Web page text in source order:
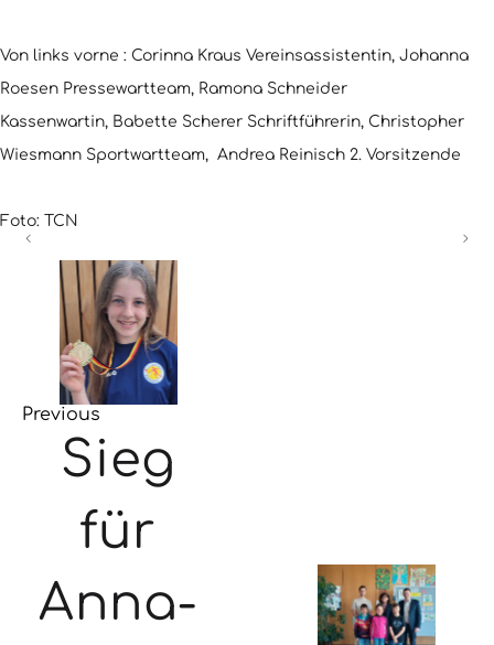
Von links vorne : Corinna Kraus Vereinsassistentin, Johanna
Roesen Pressewartteam, Ramona Schneider
Kassenwartin, Babette Scherer Schriftführerin, Christopher
Wiesmann Sportwartteam, Andrea Reinisch 2. Vorsitzende
Foto: TCN
Previous
Sieg
für
Anna-